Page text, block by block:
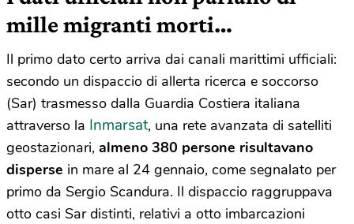
mille migranti morti…
Il primo dato certo arriva dai canali marittimi ufficiali:
secondo un dispaccio di allerta ricerca e soccorso
(Sar) trasmesso dalla Guardia Costiera italiana
attraverso la Inmarsat, una rete avanzata di satelliti
geostazionari, almeno 380 persone risultavano
disperse in mare al 24 gennaio, come segnalato per
primo da Sergio Scandura. Il dispaccio raggruppava
otto casi Sar distinti, relativi a otto imbarcazioni